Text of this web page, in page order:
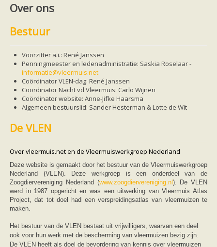
Groningen
Flevoland
Limburg
Overijssel
Utrecht
Zeeland
Zuid-Holland
Vleermuizen en ziektes
Bescherming
Soortbescherming
Hulp bij bouwplannen en bomenkap
Vleermuis advies en onderzoekbureaus
Doe mee
vleermuiskasten kopen/ ophangen
Meedoen
Landelijk zoogdierwerkgroepen
Regionale of provinciale werkgroepen
Landelijke natuurverenigingen
Ik wil graag mee op vleermuisexcursie
Vleermuizen in de tuin
Over ons
Bestuur
Voorzitter a.i.: René Janssen
Penningmeester en ledenadministratie: Saskia Roselaar -
informatie@vleermuis.net
Coördinator VLEN-dag: René Janssen
Coördinator Nacht vd Vleermuis: Carlo Wijnen
Coördinatorwebsite: Anne-Jifke Haarsma
Algemeen bestuurslid: Sander Hesterman & Lotte de Wit
De VLEN
Over vleermuis.net en de Vleermuiswerkgroep Nederland
Deze website is gemaakt door het bestuur van de Vleermuiswerkgroep
Nederland (VLEN). Deze werkgroep is een onderdeel van de
Zoogdiervereniging Nederland (www.zoogdiervereniging.nl ). De VLEN
werd in 1987 opgericht en was een uitwerking van Vleermuis Atlas
Project, dat tot doel had een verspreidingsatlas van vleermuizen te
maken.
Het bestuur van de VLEN bestaat uit vrijwilligers, waarvan een deel
ook voor hun werk met de bescherming van vleermuizen bezig zijn.
De VLEN heeft als doel de bevordering van kennis over vleermuizen